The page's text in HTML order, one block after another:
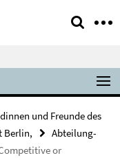
und Freunde des
Berlin,
Abteilung-
or